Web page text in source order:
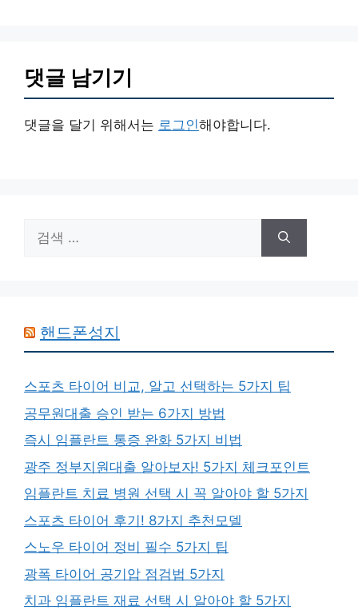
댓글 남기기
댓글을 달기 위해서는 로그인해야합니다.
색:
핸드폰성지
스포츠 타이어 비교, 알고 선택하는 5가지 팁
공무원대출 승인 받는 6가지 방법
즉시 임플란트 통증 완화 5가지 비법
광주 정부지원대출 알아보자! 5가지 체크포인트
임플란트 치료 병원 선택 시 꼭 알아야 할 5가지
스포츠 타이어 후기! 8가지 추천모델
스노우 타이어 정비 필수 5가지 팁
광폭 타이어 공기압 점검법 5가지
치과 임플란트 재료 선택 시 알아야 할 5가지